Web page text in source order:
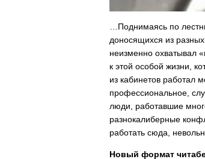
…Поднимаясь по
доносящихся из
неизменно охватывал
к этой особой жизни,
из кабинетов работал
профессиональное,
люди, работавшие
разнокалиберные
работать сюда,
Новый формат